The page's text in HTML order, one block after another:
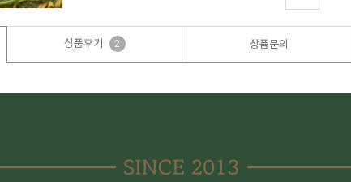
상품후기 2 상품문의